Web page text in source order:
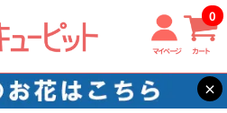
マイページ カート
0
×
【花束・ブーケ】ひまわりの花束